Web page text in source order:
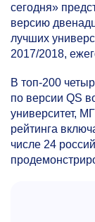
сегодня»
версию
лучших
2017/2018,
В топ-200
по версии QS
университет,
рейтинга
числе 24